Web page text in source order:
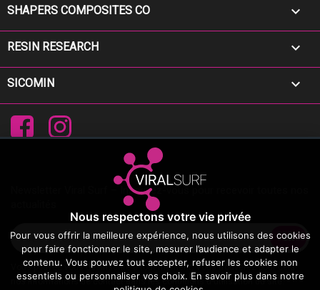
Nous respectons votre vie privée
Pour vous offrir la meilleure expérience, nous utilisons des cookies
pour faire fonctionner le site, mesurer l’audience et adapter le
contenu. Vous pouvez tout accepter, refuser les cookies non
essentiels ou personnaliser vos choix. En savoir plus dans notre
SHAPERS COMPOSITES CO 
RESIN RESEARCH 
SICOMIN 
FacebookInstagram
Newsletter Viral Surf – Inscrivez-vous pour recevoir toutes nos
Vous pouvez vous désinscrire à tout moment. Vous trouverez pour cela
nos informations de contact dans les conditions d'utilisation du site.